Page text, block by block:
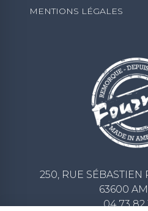
MENTIONS LÉGALES
250, RUE
63600
04 73 82